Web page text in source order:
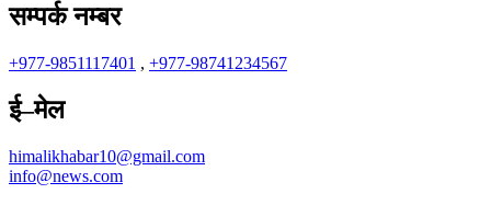
सम्पर्क नम्बर
+977-9851117401 , +977-98741234567
ई–मेल
himalikhabar10@gmail.com
info@news.com